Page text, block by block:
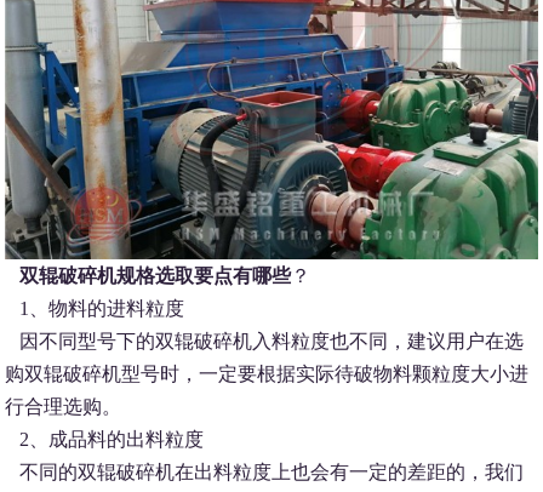
双辊破碎机规格选取要点有哪些？
1、物料的进料粒度
因不同型号下的双辊破碎机入料粒度也不同，建议用户在选
购双辊破碎机型号时，一定要根据实际待破物料颗粒度大小进
行合理选购。
2、成品料的出料粒度
不同的双辊破碎机在出料粒度上也会有一定的差距的，我们